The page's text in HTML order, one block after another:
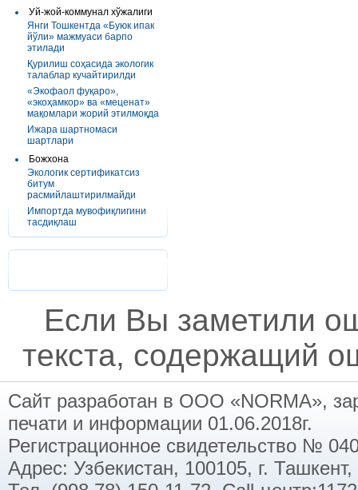
Уй-жой-коммунал хўжалиги
Янги Тошкентда «Буюк ипак
йўли» мажмуаси барпо
этилади
Қурилиш соҳасида экологик
талаблар кучайтирилди
«Экофаол фуқаро»,
«экоҳамкор» ва «меценат»
мақомлари жорий этилмоқда
Ижара шартномаси
шартлари
Божхона
Экологик сертификатсиз
битум
расмийлаштирилмайди
Импортда мувофиқлигини
тасдиқлаш
Если Вы заметили
текста, содержащий
Сайт разработан в ООО «NORMA»,
печати и информации 01.06.2018г.
Регистрационное свидетельство №
Адрес: Узбекистан, 100105, г.